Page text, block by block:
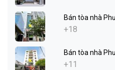
Bán tòa nhà
+18
Bán tòa nhà
+11